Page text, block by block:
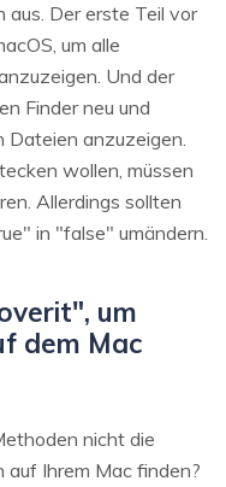
Der erste Teil vor
um alle
Und der
Finder neu und
Dateien anzuzeigen.
wollen, müssen
Allerdings sollten
in "false" umändern.
um
dem Mac
nicht die
Ihrem Mac finden?